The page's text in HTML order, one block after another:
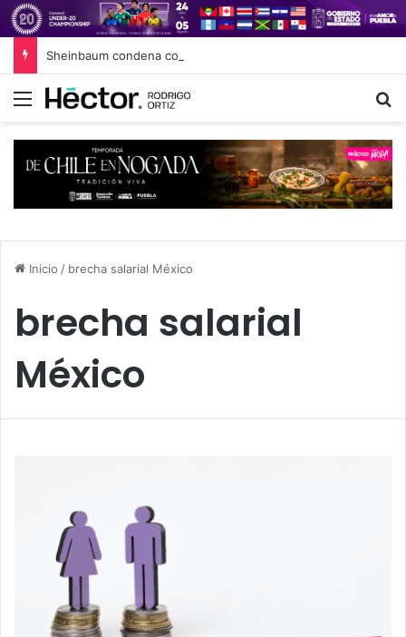
Menú
Inicio / brecha salarial México
brecha salarial
México